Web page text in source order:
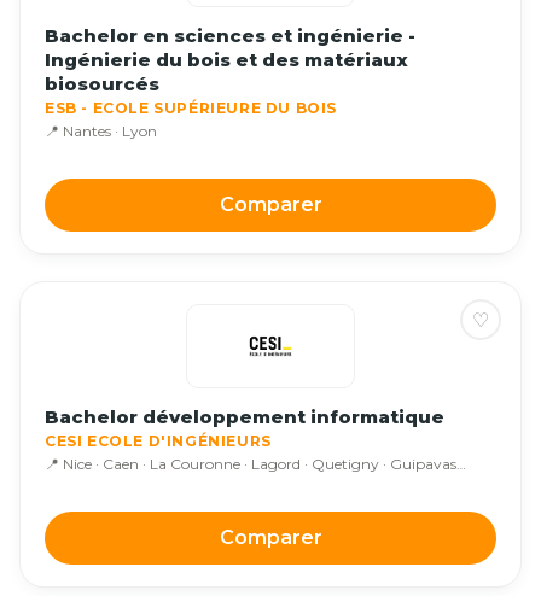
Bachelor en sciences et ingénierie -
Ingénierie du bois et des matériaux
biosourcés
ESB - ECOLE SUPÉRIEURE DU BOIS
📍 Nantes · Lyon
Comparer
♡
Bachelor développement informatique
CESI ECOLE D'INGÉNIEURS
📍 Nice · Caen · La Couronne · Lagord · Quetigny · Guipavas…
Comparer